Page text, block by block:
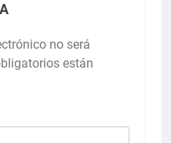
no será
están